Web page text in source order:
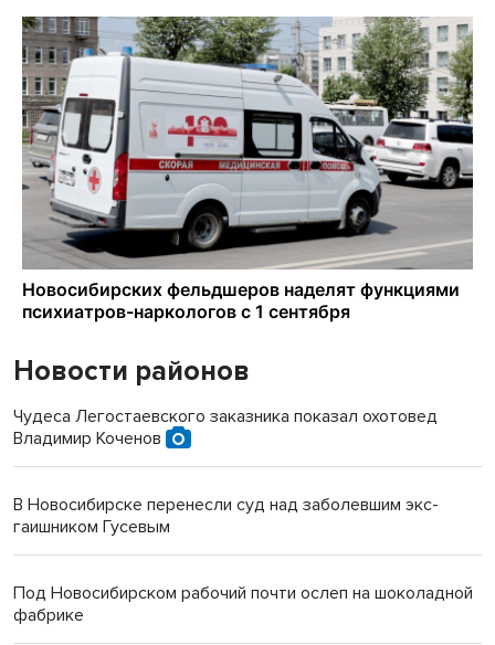
Новости районов
Чудеса Легостаевского заказника показал охотовед
Владимир Коченов
В Новосибирске перенесли суд над заболевшим экс-
гаишником Гусевым
Под Новосибирском рабочий почти ослеп на шоколадной
фабрике